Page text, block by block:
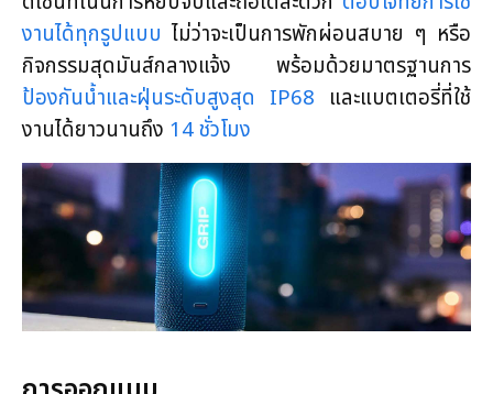
งานได้ทุกรูปแบบ ไม่ว่าจะเป็นการพักผ่อนสบาย ๆ หรือ
กิจกรรมสุดมันส์กลางแจ้ง พร้อมด้วยมาตรฐานการ
ป้องกันน้ำและฝุ่นระดับสูงสุด IP68 และแบตเตอรี่ที่ใช้
งานได้ยาวนานถึง 14 ชั่วโมง